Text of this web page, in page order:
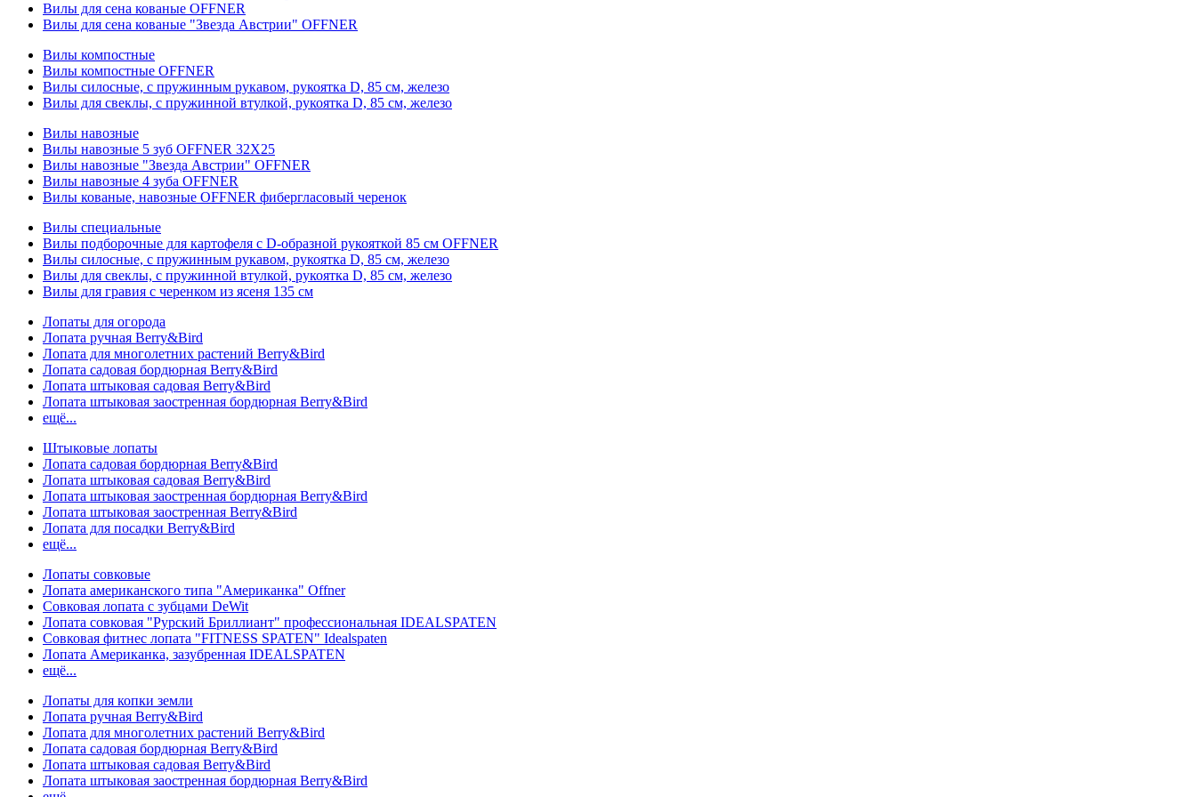
Вилы для сена кованые OFFNER
Вилы для сена кованые "Звезда Австрии" OFFNER
Вилы компостные
Вилы компостные OFFNER
Вилы силосные, с пружинным рукавом, рукоятка D, 85 см, железо
Вилы для свеклы, с пружинной втулкой, рукоятка D, 85 см, железо
Вилы навозные
Вилы навозные 5 зуб OFFNER 32X25
Вилы навозные "Звезда Австрии" OFFNER
Вилы навозные 4 зуба OFFNER
Вилы кованые, навозные OFFNER фибергласовый черенок
Вилы специальные
Вилы подборочные для картофеля с D-образной рукояткой 85 см OFFNER
Вилы силосные, с пружинным рукавом, рукоятка D, 85 см, железо
Вилы для свеклы, с пружинной втулкой, рукоятка D, 85 см, железо
Вилы для гравия с черенком из ясеня 135 см
Лопаты для огорода
Лопата ручная Berry&Bird
Лопата для многолетних растений Berry&Bird
Лопата садовая бордюрная Berry&Bird
Лопата штыковая садовая Berry&Bird
Лопата штыковая заостренная бордюрная Berry&Bird
ещё...
Штыковые лопаты
Лопата садовая бордюрная Berry&Bird
Лопата штыковая садовая Berry&Bird
Лопата штыковая заостренная бордюрная Berry&Bird
Лопата штыковая заостренная Berry&Bird
Лопата для посадки Berry&Bird
ещё...
Лопаты совковые
Лопата американского типа "Американка" Offner
Совковая лопата с зубцами DeWit
Лопата совковая "Рурский Бриллиант" профессиональная IDEALSPATEN
Совковая фитнес лопата "FITNESS SPATEN" Idealspaten
Лопата Американка, зазубренная IDEALSPATEN
ещё...
Лопаты для копки земли
Лопата ручная Berry&Bird
Лопата для многолетних растений Berry&Bird
Лопата садовая бордюрная Berry&Bird
Лопата штыковая садовая Berry&Bird
Лопата штыковая заостренная бордюрная Berry&Bird